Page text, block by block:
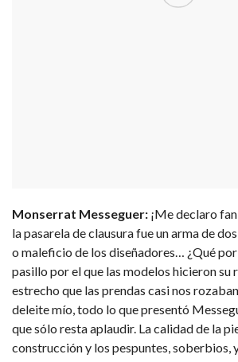
Monserrat Messeguer: ¡Me declaro
la pasarela de clausura fue un arma de
o maleficio de los diseñadores… ¿Qué
pasillo por el que las modelos hicieron su
estrecho que las prendas casi nos
deleite mío, todo lo que presentó
que sólo resta aplaudir. La calidad de la
construcción y los pespuntes, soberbios,